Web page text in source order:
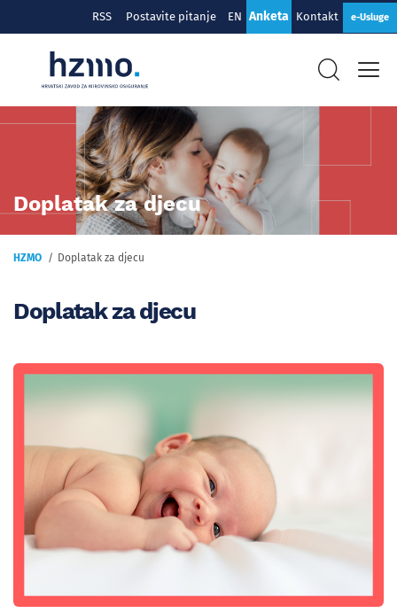
RSS Postavite pitanje EN Anketa Kontakt e-Usluge
Doplatak za djecu
HZMO Doplatak za djecu
Doplatak za djecu